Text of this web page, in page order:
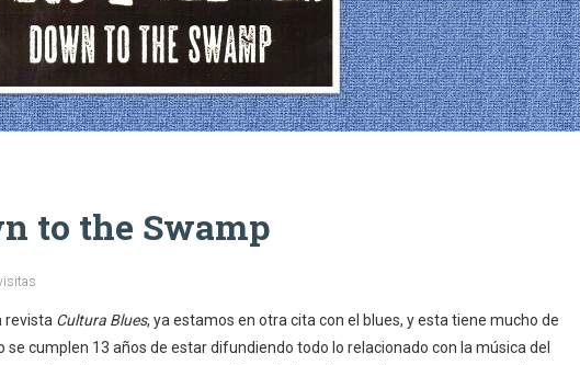
to the Swamp
revista Cultura Blues, ya estamos en otra cita con el blues, y esta tiene mucho de
cumplen 13 años de estar difundiendo todo lo relacionado con la música del